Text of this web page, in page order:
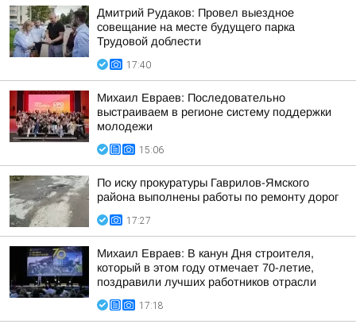
Дмитрий Рудаков: Провел выездное
совещание на месте будущего парка
Трудовой доблести
17:40
Михаил Евраев: Последовательно
выстраиваем в регионе систему поддержки
молодежи
15:06
По иску прокуратуры Гаврилов-Ямского
района выполнены работы по ремонту дорог
17:27
Михаил Евраев: В канун Дня строителя,
который в этом году отмечает 70-летие,
поздравили лучших работников отрасли
17:18